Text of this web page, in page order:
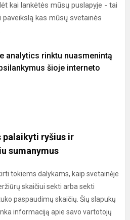
kai lankėtės mūsų puslapyje - tai
kas mūsų svetainės
analytics rinktu nuasmenintą
šioje interneto
palaikyti ryšius ir
sumanymus
tokiems dalykams, kaip svetainėje
skaičiui sekti arba sekti
paspaudimų skaičių. Šių slapukų
informaciją apie savo vartotojų